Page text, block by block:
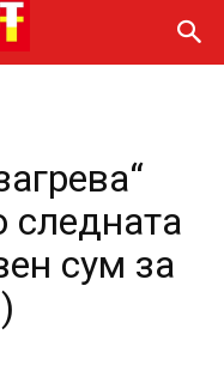
следната
сум за